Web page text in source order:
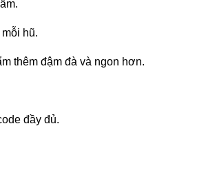
hũ.
thêm đậm đà và ngon hơn.
đầy đủ.